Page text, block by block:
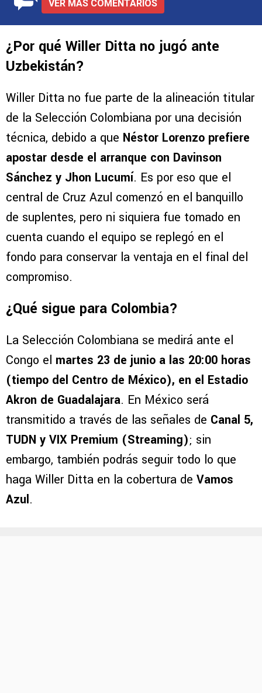
VER MÁS COMENTARIOS
¿Por qué Willer Ditta no jugó ante
Uzbekistán?
Willer Ditta no fue parte de la alineación titular
de la Selección Colombiana por una decisión
técnica, debido a que Néstor Lorenzo prefiere
apostar desde el arranque con Davinson
Sánchez y Jhon Lucumí. Es por eso que el
central de Cruz Azul comenzó en el banquillo
de suplentes, pero ni siquiera fue tomado en
cuenta cuando el equipo se replegó en el
fondo para conservar la ventaja en el final del
compromiso.
¿Qué sigue para Colombia?
La Selección Colombiana se medirá ante el
Congo el martes 23 de junio a las 20:00 horas
(tiempo del Centro de México), en el Estadio
Akron de Guadalajara. En México será
transmitido a través de las señales de Canal 5,
TUDN y VIX Premium (Streaming); sin
embargo, también podrás seguir todo lo que
haga Willer Ditta en la cobertura de Vamos
Azul.